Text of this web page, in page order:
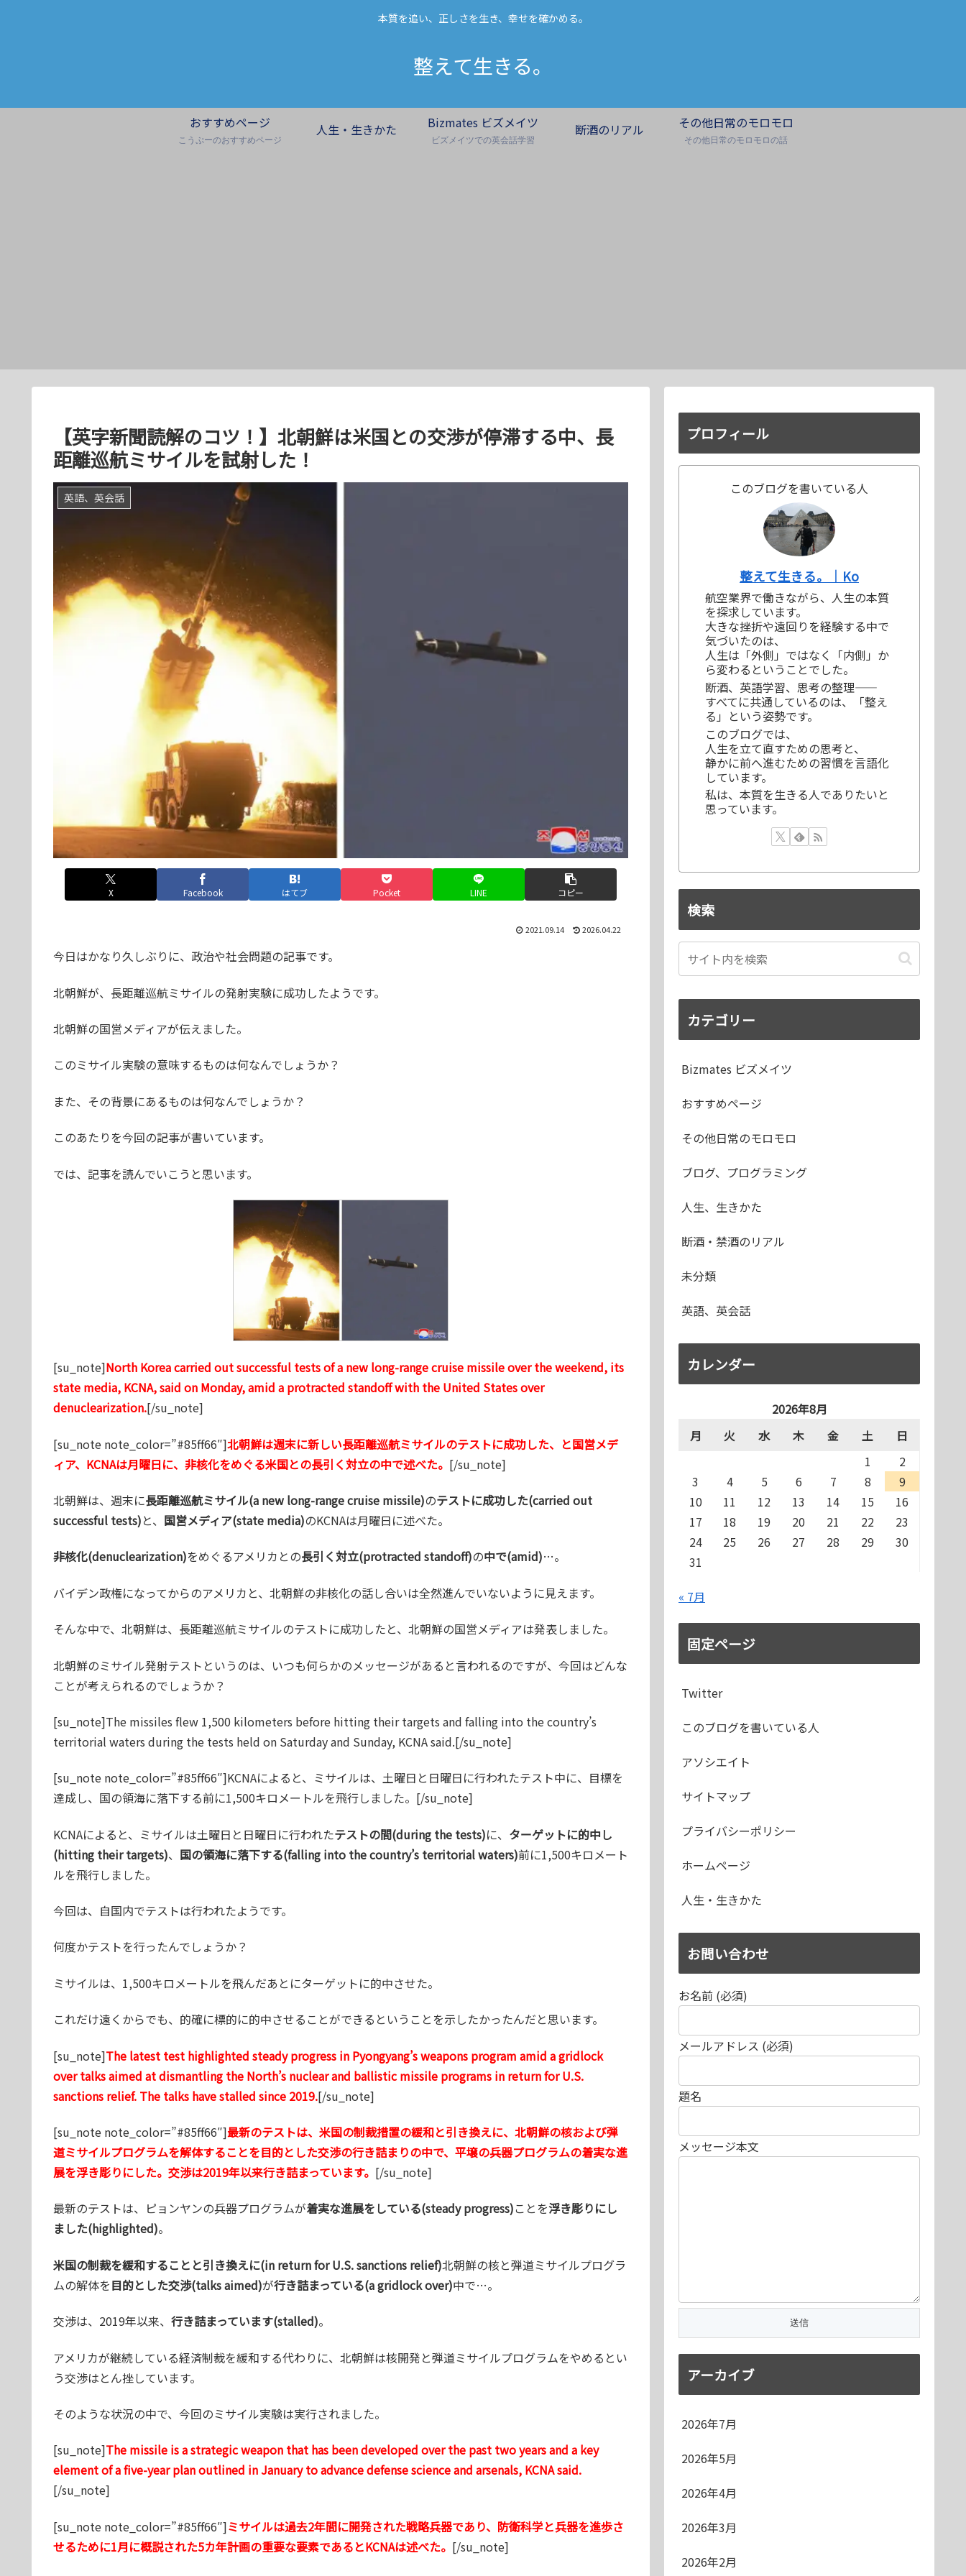
本質を追い、正しさを生き、幸せを確かめる。
整えて生きる。
おすすめページ
こうぷーのおすすめページ
人生・生きかた Bizmates ビズメイツ
ビズメイツでの英会話学習
断酒のリアル その他日常のモロモロ
その他日常のモロモロの話
【英字新聞読解のコツ！】北朝鮮は米国との交渉が停滞する中、長
距離巡航ミサイルを試射した！
英語、英会話
X Facebook はてブ Pocket LINE コピー
2021.09.14 2026.04.22
今日はかなり久しぶりに、政治や社会問題の記事です。
北朝鮮が、長距離巡航ミサイルの発射実験に成功したようです。
北朝鮮の国営メディアが伝えました。
このミサイル実験の意味するものは何なんでしょうか？
また、その背景にあるものは何なんでしょうか？
このあたりを今回の記事が書いています。
では、記事を読んでいこうと思います。
[su_note]North Korea carried out successful tests of a new long-range cruise missile over the weekend, its
state media, KCNA, said on Monday, amid a protracted standoff with the United States over
denuclearization.[/su_note]
[su_note note_color=”#85ff66″]北朝鮮は週末に新しい長距離巡航ミサイルのテストに成功した、と国営メデ
ィア、KCNAは月曜日に、非核化をめぐる米国との長引く対立の中で述べた。 [/su_note]
北朝鮮は、週末に長距離巡航ミサイル(a new long-range cruise missile)のテストに成功した(carried out
successful tests)と、 国営メディア(state media)のKCNAは月曜日に述べた。
非核化(denuclearization)をめぐるアメリカとの長引く対立(protracted standoff)の中で(amid)…。
バイデン政権になってからのアメリカと、北朝鮮の非核化の話し合いは全然進んでいないように見えます。
そんな中で、北朝鮮は、長距離巡航ミサイルのテストに成功したと、北朝鮮の国営メディアは発表しました。
北朝鮮のミサイル発射テストというのは、いつも何らかのメッセージがあると言われるのですが、今回はどんな
ことが考えられるのでしょうか？
[su_note]The missiles flew 1,500 kilometers before hitting their targets and falling into the country’s
territorial waters during the tests held on Saturday and Sunday, KCNA said.[/su_note]
[su_note note_color=”#85ff66″]KCNAによると、ミサイルは、土曜日と日曜日に行われたテスト中に、目標を
達成し、国の領海に落下する前に1,500キロメートルを飛行しました。[/su_note]
KCNAによると、ミサイルは土曜日と日曜日に行われたテストの間(during the tests)に、 ターゲットに的中し
(hitting their targets)、 国の領海に落下する(falling into the country’s territorial waters)前に1,500キロメート
ルを飛行しました。
今回は、自国内でテストは行われたようです。
何度かテストを行ったんでしょうか？
ミサイルは、1,500キロメートルを飛んだあとにターゲットに的中させた。
これだけ遠くからでも、的確に標的に的中させることができるということを示したかったんだと思います。
[su_note]The latest test highlighted steady progress in Pyongyang’s weapons program amid a gridlock
over talks aimed at dismantling the North’s nuclear and ballistic missile programs in return for U.S.
sanctions relief. The talks have stalled since 2019.[/su_note]
[su_note note_color=”#85ff66″]最新のテストは、米国の制裁措置の緩和と引き換えに、北朝鮮の核および弾
道ミサイルプログラムを解体することを目的とした交渉の行き詰まりの中で、平壌の兵器プログラムの着実な進
展を浮き彫りにした。交渉は2019年以来行き詰まっています。 [/su_note]
最新のテストは、ピョンヤンの兵器プログラムが着実な進展をしている(steady progress)ことを浮き彫りにし
ました(highlighted)。
米国の制裁を緩和することと引き換えに(in return for U.S. sanctions relief)北朝鮮の核と弾道ミサイルプログラ
ムの解体を目的とした交渉(talks aimed)が行き詰まっている(a gridlock over)中で…。
交渉は、2019年以来、 行き詰まっています(stalled)。
アメリカが継続している経済制裁を緩和する代わりに、北朝鮮は核開発と弾道ミサイルプログラムをやめるとい
う交渉はとん挫しています。
そのような状況の中で、今回のミサイル実験は実行されました。
[su_note]The missile is a strategic weapon that has been developed over the past two years and a key
element of a five-year plan outlined in January to advance defense science and arsenals, KCNA said.
[/su_note]
[su_note note_color=”#85ff66″]ミサイルは過去2年間に開発された戦略兵器であり、防衛科学と兵器を進歩さ
せるために1月に概説された5カ年計画の重要な要素であるとKCNAは述べた。 [/su_note]
プロフィール
このブログを書いている人
整えて生きる。｜Ko
航空業界で働きながら、人生の本質
を探求しています。
大きな挫折や遠回りを経験する中で
気づいたのは、
人生は「外側」ではなく「内側」か
ら変わるということでした。
断酒、英語学習、思考の整理——
すべてに共通しているのは、「整え
る」という姿勢です。
このブログでは、
人生を立て直すための思考と、
静かに前へ進むための習慣を言語化
しています。
私は、本質を生きる人でありたいと
思っています。
検索
カテゴリー
Bizmates ビズメイツ
おすすめページ
その他日常のモロモロ
ブログ、プログラミング
人生、生きかた
断酒・禁酒のリアル
未分類
英語、英会話
カレンダー
2026年8月
月
火 水 木 金 土
日
1
2
3
4 5 6 7 8
9
10
11 12 13 14 15
16
17
18 19 20 21 22
23
24
25 26 27 28 29
30
31
« 7月
固定ページ
Twitter
このブログを書いている人
アソシエイト
サイトマップ
プライバシーポリシー
ホームページ
人生・生きかた
お問い合わせ
お名前 (必須)
メールアドレス (必須)
題名
メッセージ本文
アーカイブ
2026年7月
2026年5月
2026年4月
2026年3月
2026年2月